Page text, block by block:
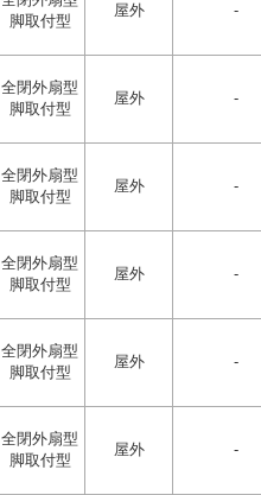
脚取付型
屋外 -
全閉外扇型
脚取付型
屋外 -
全閉外扇型
脚取付型
屋外 -
全閉外扇型
脚取付型
屋外 -
全閉外扇型
脚取付型
屋外 -
全閉外扇型
脚取付型
屋外 -